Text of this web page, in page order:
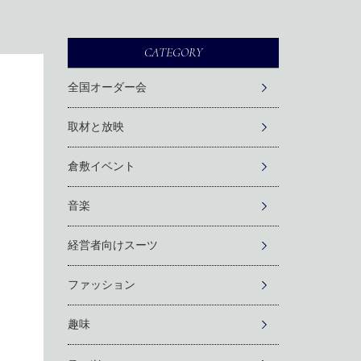
CATEGORY
全国オーダー会
取材と放映
倉敷イベント
音楽
経営者向けスーツ
ファッション
趣味